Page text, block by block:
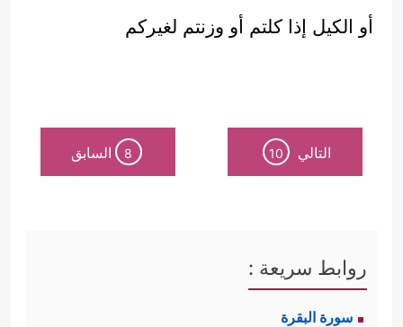
أو الكيل إذا كلتم أو وزنتم لغيركم
التالي 10
8 السابق
روابط سريعة :
سورة البقرة